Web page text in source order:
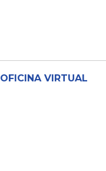
OFICINA VIRTUAL